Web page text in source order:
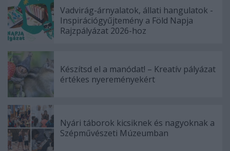
Vadvirág-árnyalatok, állati hangulatok -
Inspirációgyűjtemény a Föld Napja
Rajzpályázat 2026-hoz
Készítsd el a manódat! – Kreatív pályázat
értékes nyereményekért
Nyári táborok kicsiknek és nagyoknak a
Szépművészeti Múzeumban